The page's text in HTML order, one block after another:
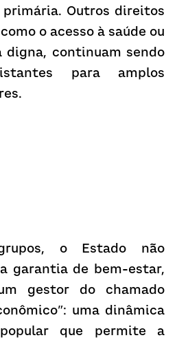
primária. Outros direitos
o acesso à saúde ou
digna, continuam sendo
para amplos
o Estado não
garantia de bem-estar,
gestor do chamado
uma dinâmica
que permite a